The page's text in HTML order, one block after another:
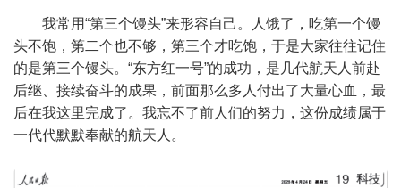
我常用“第三个馒头”来形容自己。人饿了，吃第一个馒
头不饱，第二个也不够，第三个才吃饱，于是大家往往记住
的是第三个馒头。“东方红一号”的成功，是几代航天人前赴
后继、接续奋斗的成果，前面那么多人付出了大量心血，最
后在我这里完成了。我忘不了前人们的努力，这份成绩属于
一代代默默奉献的航天人。